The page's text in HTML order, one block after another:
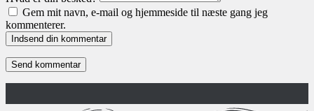
Gem mit navn, e-mail og hjemmeside til næste gang jeg
kommenterer.
Indsend din kommentar